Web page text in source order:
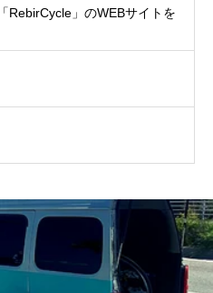
RebirCycle」のWEBサイトを